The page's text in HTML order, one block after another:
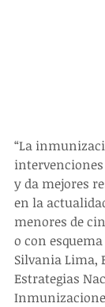
“La
y da mejores
en la
menores de
o con
Silvania Lima,
Estrategias